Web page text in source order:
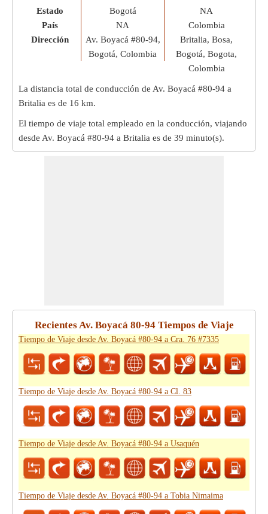
Estado
País
Dirección
Bogotá
NA
Av. Boyacá #80-94,
Bogotá, Colombia
NA
Colombia
Britalia, Bosa,
Bogotá, Bogota,
Colombia
La distancia total de conducción de Av. Boyacá #80-94 a
Britalia es de 16 km.
El tiempo de viaje total empleado en la conducción, viajando
desde Av. Boyacá #80-94 a Britalia es de 39 minuto(s).
Recientes Av. Boyacá 80-94 Tiempos de Viaje
Tiempo de Viaje desde Av. Boyacá #80-94 a Cra. 76 #7335
Tiempo de Viaje desde Av. Boyacá #80-94 a Cl. 83
Tiempo de Viaje desde Av. Boyacá #80-94 a Usaquén
Tiempo de Viaje desde Av. Boyacá #80-94 a Tobia Nimaima